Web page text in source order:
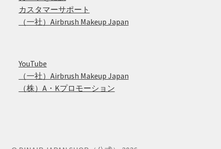
カスタマーサポート
（一社）Airbrush Makeup Japan
YouTube
（一社）Airbrush Makeup Japan
（株）A・Kプロモーション